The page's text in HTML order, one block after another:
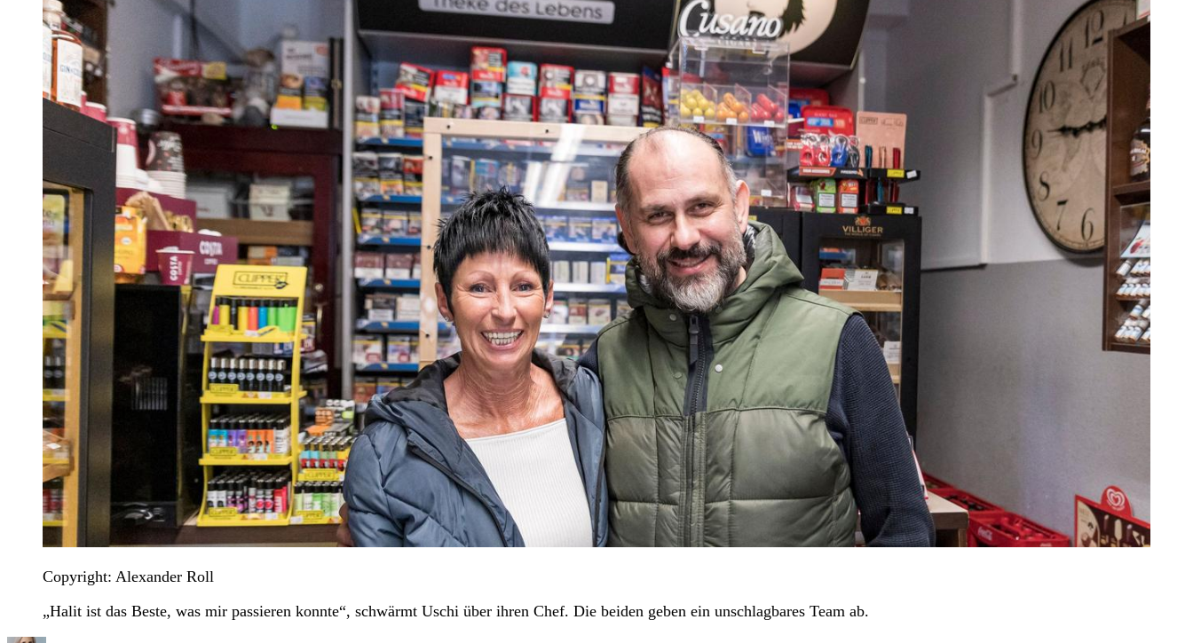
Copyright: Alexander Roll
„Halit ist das Beste, was mir passieren konnte“, schwärmt Uschi über ihren Chef. Die beiden geben ein unschlagbares Team ab.